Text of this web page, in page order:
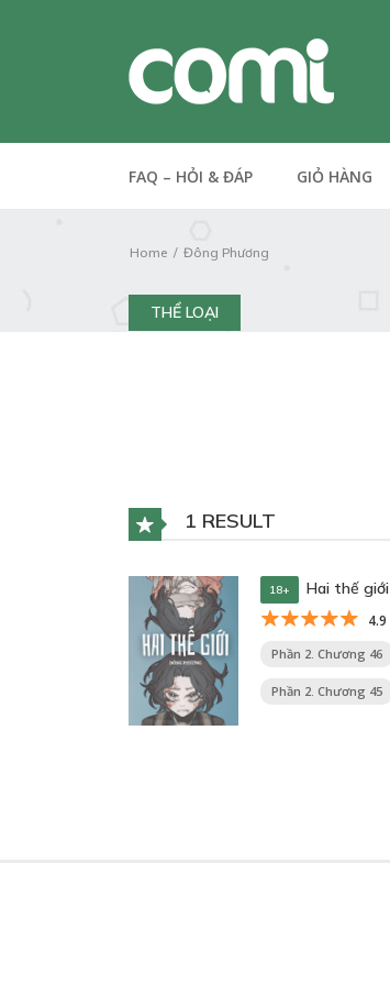
FAQ – HỎI & ĐÁP GIỎ HÀNG
Home Đông Phương
THỂ LOẠI
1 RESULT
18+ Hai thế giới
4.9
Phần 2. Chương 46
Phần 2. Chương 45